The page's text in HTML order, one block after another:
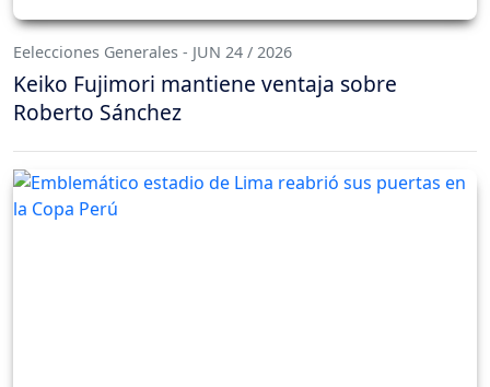
Eelecciones Generales - JUN 24 / 2026
Keiko Fujimori mantiene ventaja sobre
Roberto Sánchez